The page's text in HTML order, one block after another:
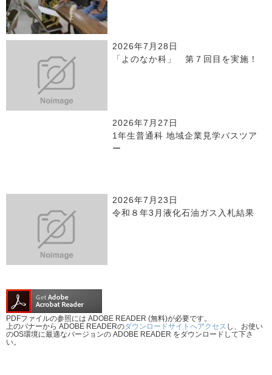
2026年7月28日
「よのなか科」 第７回目を実施！
2026年7月27日
1年生普通科 地域企業見学バスツア
ー
2026年7月23日
令和８年3月液化石油ガス入札結果
PDFファイルの参照には ADOBE READER (無料)が必要です。
上のバナーから ADOBE READERのダウンロードサイトへアクセス し、お使い
のOS環境に最適なバージョンの ADOBE READER をダウンロードして下さ
い。